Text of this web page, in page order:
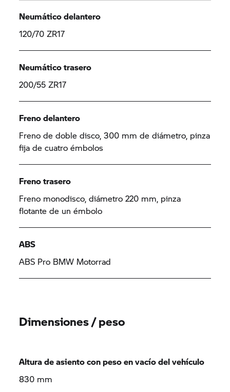
Neumático delantero
120/70 ZR17
Neumático trasero
200/55 ZR17
Freno delantero
Freno de doble disco, 300 mm de diámetro, pinza
fija de cuatro émbolos
Freno trasero
Freno monodisco, diámetro 220 mm, pinza
flotante de un émbolo
ABS
ABS Pro BMW Motorrad
Dimensiones / peso
Altura de asiento con peso en vacío del vehículo
830 mm